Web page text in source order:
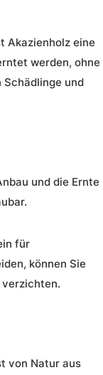
Akazienholz eine
werden, ohne
Schädlinge und
und die Ernte
für
können Sie
von Natur aus